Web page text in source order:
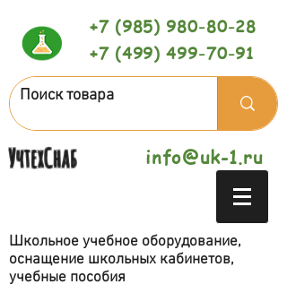
+7 (985) 980-80-28
+7 (499) 499-70-91
УчтехСнаб info@uk-1.ru
Школьное учебное оборудование,
оснащение школьных кабинетов,
учебные пособия